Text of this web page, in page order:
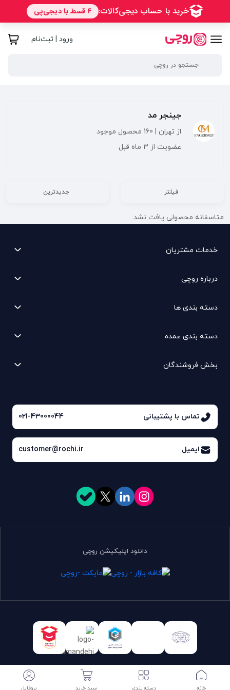
ورود | ثبت‌نام
جینجر مد
از تهران | 160 محصول موجود
عضویت از 3 ماه قبل
فیلتر جدیدترین
متاسفانه محصولی یافت نشد.
خدمات مشتریان
درباره روچی
دسته بندی ها
دسته بندی عمده
بخش فروشندگان
تماس با پشتیبانی 021-43000044
ایمیل customer@rochi.ir
دانلود اپلیکیشن روچی
تمامی حقوق برای روچی محفوظ است. | طراحی و توسعه: سرایکو
خانه دسته بندی سبد خرید پروفایل